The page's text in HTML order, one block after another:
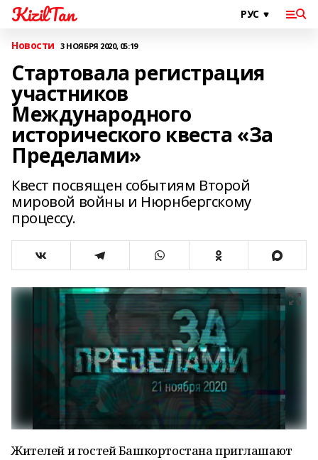
KizilTan
Новости 3 НОЯБРЯ 2020, 05:19
Стартовала регистрация
участников
Международного
исторического квеста «За
Пределами»
Квест посвящен событиям Второй
мировой войны и Нюрнбергскому
процессу.
Жителей и гостей Башкортостана приглашают